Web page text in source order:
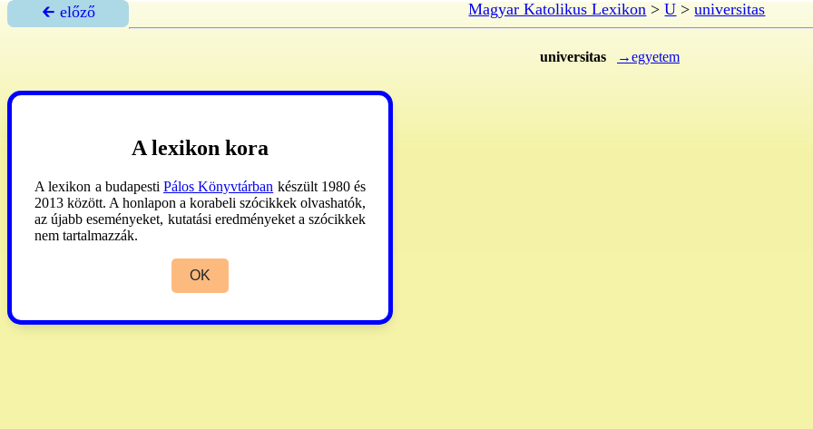
🡰 előző Magyar Katolikus Lexikon >U >universitas
universitas →egyetem
A lexikon kora
A lexikon a budapesti Pálos Könyvtárban készült 1980 és
2013 között. A honlapon a korabeli szócikkek olvashatók,
az újabb eseményeket, kutatási eredményeket a szócikkek
nem tartalmazzák.
OK